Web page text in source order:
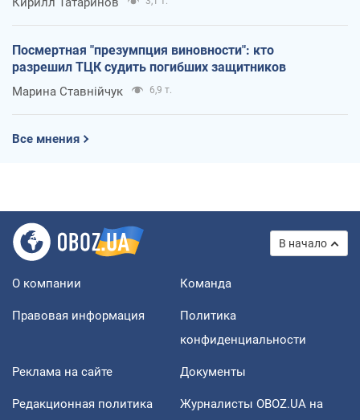
Посмертная "презумпция виновности": кто
разрешил ТЦК судить погибших защитников
Марина Ставнійчук 6,9 т.
Все мнения
В начало
О компании Команда
Правовая информация
Политика
конфиденциальности
Реклама на сайте Документы
Редакционная политика
Журналисты OBOZ.UA на